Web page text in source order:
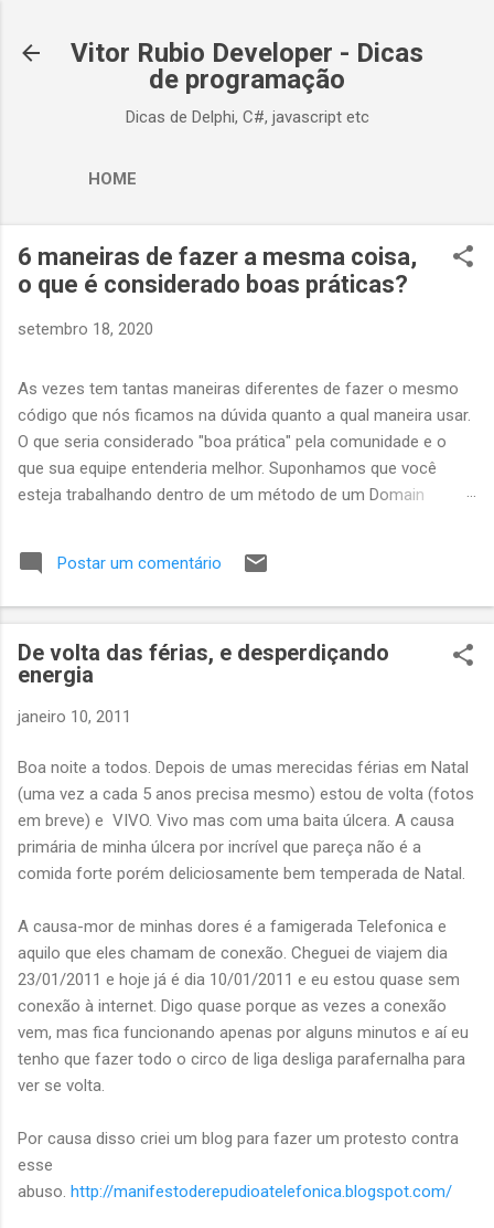
Vitor Rubio Developer - Dicas
de programação
Dicas de Delphi, C#, javascript etc
HOME
6 maneiras de fazer a mesma coisa,
o que é considerado boas práticas?
setembro 18, 2020
As vezes tem tantas maneiras diferentes de fazer o mesmo
código que nós ficamos na dúvida quanto a qual maneira usar.
O que seria considerado "boa prática" pela comunidade e o
que sua equipe entenderia melhor. Suponhamos que você
esteja trabalhando dentro de um método de um Domain
que será chamado por uma API. Você tem uma regra de
negócio chique para ser verificada que por enquanto chamarei
UmDomainServiceChique(objetoDoDominio) e caso
VerificaMinhaRegraChiqueComplexa() retorne true você vai
querer que UmDomainServiceChique faça o que tem que fazer
e a api retornar Ok 200, caso contrário você quer que a API
mensagem dizendo que VerificaMinhaRegraChiqueComplexa
deu ruim. Eu vejo 6 maneiras de fazer isso, gostaria de saber a
opinião de outrs devs sobre qual seria a maneira menos
gambiarr...
Postar um comentário
De volta das férias, e desperdiçando
energia
janeiro 10, 2011
Boa noite a todos. Depois de umas merecidas férias em Natal
(uma vez a cada 5 anos precisa mesmo) estou de volta (fotos
em breve) e VIVO. Vivo mas com uma baita úlcera. A causa
primária de minha úlcera por incrível que pareça não é a
comida forte porém deliciosamente bem temperada de Natal.
A causa-mor de minhas dores é a famigerada Telefonica e
aquilo que eles chamam de conexão. Cheguei de viajem dia
23/01/2011 e hoje já é dia 10/01/2011 e eu estou quase sem
conexão à internet. Digo quase porque as vezes a conexão
vem, mas fica funcionando apenas por alguns minutos e aí eu
tenho que fazer todo o circo de liga desliga parafernalha para
ver se volta.
Por causa disso criei um blog para fazer um protesto contra
esse
abuso. http://manifestoderepudioatelefonica.blogspot.com/